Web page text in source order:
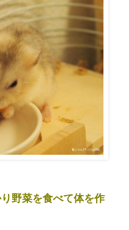
野菜を食べて体を作